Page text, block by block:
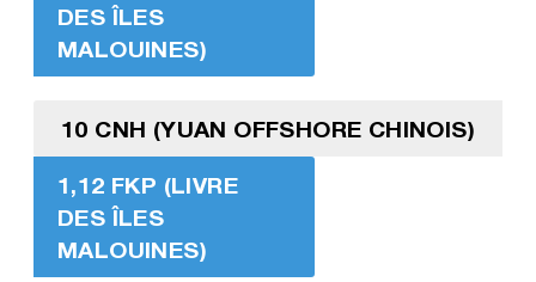
DES ÎLES
MALOUINES)
10 CNH (YUAN OFFSHORE CHINOIS)
1,12 FKP (LIVRE
DES ÎLES
MALOUINES)